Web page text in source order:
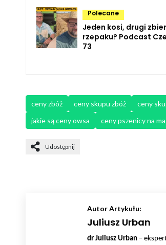
Polecane
Jeden kosi, drugi
rzepaku? Podcast
73
ceny zbóż ceny skupu zbóż ceny
jakie są ceny owsa
ceny pszenicy na
Udostępnij
Autor Artykułu:
Juliusz Urban
dr Juliusz Urban–